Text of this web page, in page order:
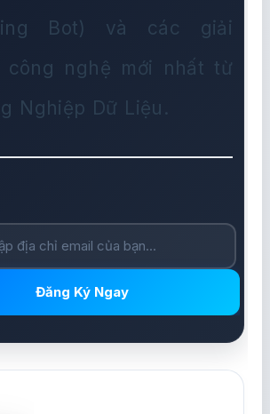
Bot) và các giải
công nghệ mới nhất từ
Nghiệp Dữ Liệu.
Đăng Ký Ngay